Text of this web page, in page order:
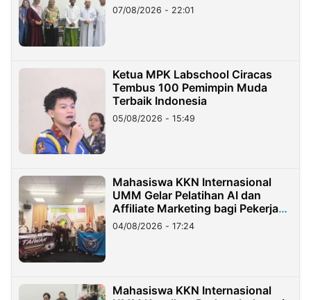
07/08/2026 - 22:01
Ketua MPK Labschool Ciracas
Tembus 100 Pemimpin Muda
Terbaik Indonesia
05/08/2026 - 15:49
Mahasiswa KKN Internasional
UMM Gelar Pelatihan AI dan
Affiliate Marketing bagi Pekerja
Migran Indonesia di Taiwan
04/08/2026 - 17:24
Mahasiswa KKN Internasional